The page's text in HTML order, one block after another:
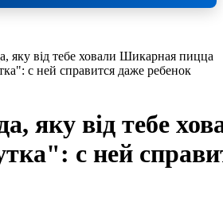
яку від тебе ховали Шикарная пицца
с ней справится даже ребенок
яку від тебе
с ней